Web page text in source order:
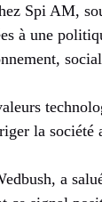
Spi AM,
à une
la société
a